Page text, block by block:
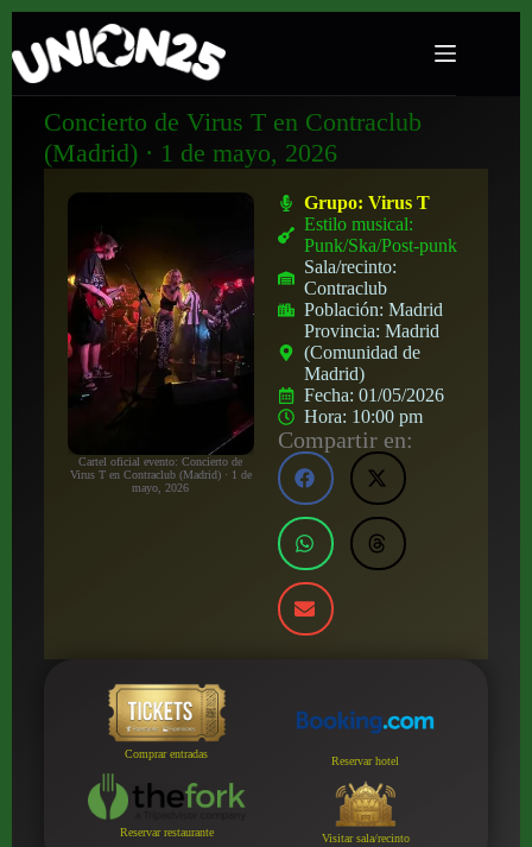
Concierto de Virus T en Contraclub
(Madrid) · 1 de mayo, 2026
Cartel oficial evento: Concierto de
Virus T en Contraclub (Madrid) · 1 de
mayo, 2026
Grupo:Virus T
Estilo musical:
Punk/Ska/Post-punk
Sala/recinto:
Contraclub
Población:Madrid
Provincia:Madrid
(Comunidad de
Madrid)
Fecha:01/05/2026
Hora: 10:00 pm
Compartir en:
Comprar entradas
Reservar hotel
Reservar restaurante Visitar sala/recinto